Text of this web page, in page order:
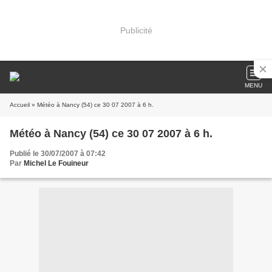
Publicité
MENU
Accueil » Météo à Nancy (54) ce 30 07 2007 à 6 h.
Météo à Nancy (54) ce 30 07 2007 à 6 h.
Publié le 30/07/2007 à 07:42
Par Michel Le Fouineur